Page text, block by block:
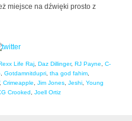
miejsce na dźwięki prosto z
Life Raj Daz Dillinger, RJ Payne
C-
Gotdamnitdupri tha god fahim
, Crimeapple Jim Jones Jeshi Young
Crooked Joell Ortiz